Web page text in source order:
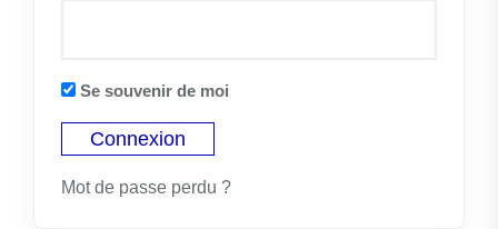
Se souvenir de moi
Mot de passe perdu ?